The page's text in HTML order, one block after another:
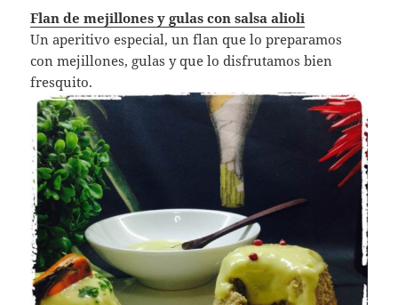
Flan de mejillones y gulas con salsa alioli
Un aperitivo especial, un flan que lo preparamos
con mejillones, gulas y que lo disfrutamos bien
fresquito.